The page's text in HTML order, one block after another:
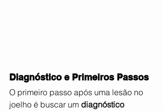
Diagnóstico e Primeiros Passos
O primeiro passo após uma lesão no
joelho é buscar um diagnóstico